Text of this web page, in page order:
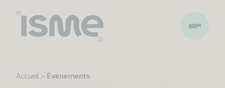
Accueil > Événements